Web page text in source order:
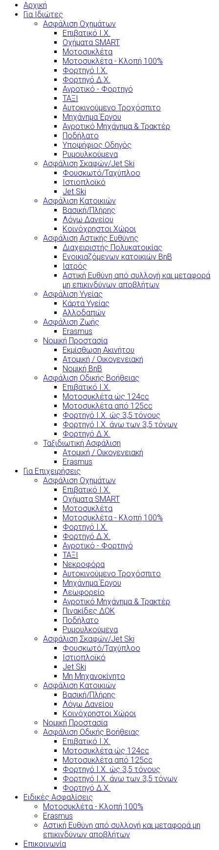
Αρχική
Για Ιδιώτες
Ασφάλιση Οχημάτων
Επιβατικό Ι.Χ.
Οχήματα SMART
Μοτοσυκλέτα
Μοτοσυκλέτα - Κλοπή 100%
Φορτηγό Ι.Χ.
Φορτηγό Δ.Χ.
Αγροτικό - Φορτηγό
ΤΑΞΙ
Αυτοκινούμενο Τροχόσπιτο
Μηχάνημα Έργου
Αγροτικό Μηχάνημα & Τρακτέρ
Ποδήλατο
Υποψήφιος Οδηγός
Ρυμουλκούμενα
Ασφάλιση Σκαφών/Jet Ski
Φουσκωτό/Ταχύπλοο
Ιστιοπλοϊκό
Jet Ski
Ασφάλιση Κατοικιών
Βασική/Πλήρης
Λόγω Δανείου
Κοινόχρηστοι Χώροι
Ασφάλιση Αστικής Ευθύνης
Διαχειριστής Πολυκατοικίας
Ενοικιαζόμενων κατοικιών BnB
Ιατρός
Αστική Ευθύνη από συλλογή και μεταφορά
μη επικινδύνων αποβλήτων
Ασφάλιση Υγείας
Κάρτα Υγείας
Αλλοδαπών
Ασφάλιση Ζωής
Erasmus
Νομική Προστασία
Εκμίσθωση Ακινήτου
Ατομική / Οικογενειακή
Νομική BnB
Ασφάλιση Οδικής Βοήθειας
Επιβατικό Ι.Χ.
Μοτοσυκλέτα ώς 124cc
Μοτοσυκλέτα από 125cc
Φορτηγό Ι.Χ. ώς 3,5 τόνους
Φορτηγό Ι.Χ. άνω των 3,5 τόνων
Φορτηγό Δ.Χ.
Ταξιδιωτική Ασφάλιση
Ατομική / Οικογενειακή
Erasmus
Για Επιχειρήσεις
Ασφάλιση Οχημάτων
Επιβατικό Ι.Χ.
Οχήματα SMART
Μοτοσυκλέτα
Μοτοσυκλέτα - Κλοπή 100%
Φορτηγό Ι.Χ.
Φορτηγό Δ.Χ.
Αγροτικό - Φορτηγό
ΤΑΞΙ
Νεκροφόρα
Αυτοκινούμενο Τροχόσπιτο
Μηχάνημα Έργου
Λεωφορείο
Αγροτικό Μηχάνημα & Τρακτέρ
Πινακίδες ΔΟΚ
Ποδήλατο
Ρυμουλκούμενα
Ασφάλιση Σκαφών/Jet Ski
Φουσκωτό/Ταχύπλοο
Ιστιοπλοϊκό
Jet Ski
Μη Μηχανοκίνητο
Ασφάλιση Κατοικιών
Βασική/Πλήρης
Λόγω Δανείου
Κοινόχρηστοι Χώροι
Νομική Προστασία
Ασφάλιση Οδικής Βοήθειας
Επιβατικό Ι.Χ.
Μοτοσυκλέτα ώς 124cc
Μοτοσυκλέτα από 125cc
Φορτηγό Ι.Χ. ώς 3,5 τόνους
Φορτηγό Ι.Χ. άνω των 3,5 τόνων
Φορτηγό Δ.Χ.
Ειδικές Ασφαλίσεις
Μοτοσυκλέτα - Κλοπή 100%
Erasmus
Αστική Ευθύνη από συλλογή και μεταφορά μη
επικινδύνων αποβλήτων
Επικοινωνία